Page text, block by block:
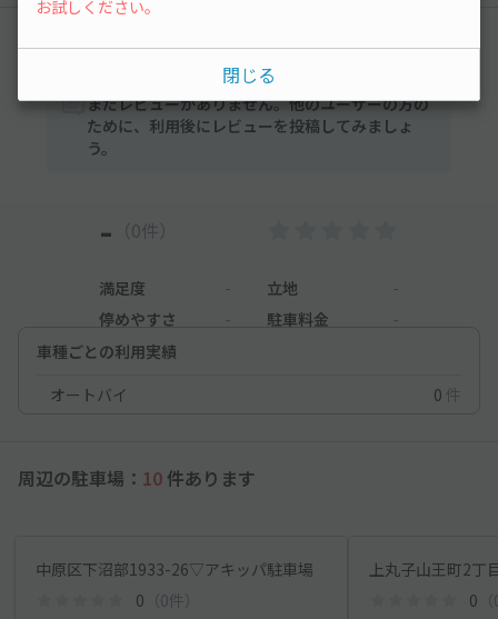
レビュー
まだレビューがありません。他のユーザーの方の
ために、利用後にレビューを投稿してみましょ
う。
- （0件）
満足度 立地
停めやすさ
駐車料金
車種ごとの利用実績
オートバイ
0 件
周辺の駐車場： 10 件あります
中原区下沼部1933-26▽アキッパ駐車場
0 （0件） 0
お試しください。
閉じる